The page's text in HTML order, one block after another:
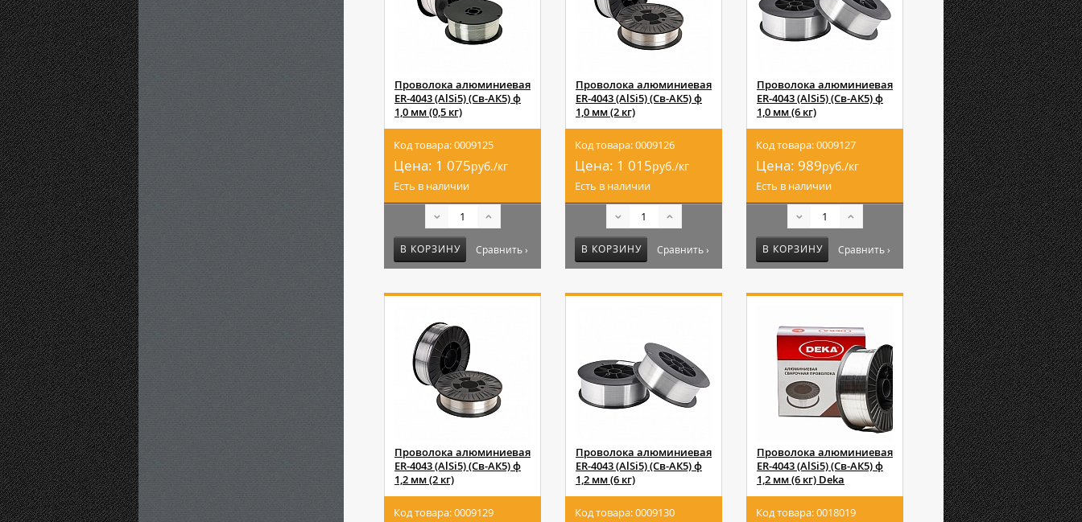
Проволока алюминиевая
ER-4043 (AlSi5) (Св-АК5) ф
1,0 мм (0,5 кг)
Код товара: 0009125
Цена: 1 075руб./кг
Есть в наличии
В КОРЗИНУ Сравнить ›
Проволока алюминиевая
ER-4043 (AlSi5) (Св-АК5) ф
1,0 мм (2 кг)
Код товара: 0009126
Цена: 1 015руб./кг
Есть в наличии
В КОРЗИНУ Сравнить ›
Проволока алюминиевая
ER-4043 (AlSi5) (Св-АК5) ф
1,0 мм (6 кг)
Код товара: 0009127
Цена: 989руб./кг
Есть в наличии
В КОРЗИНУ Сравнить ›
Проволока алюминиевая
ER-4043 (AlSi5) (Св-АК5) ф
1,2 мм (2 кг)
Код товара: 0009129
Проволока алюминиевая
ER-4043 (AlSi5) (Св-АК5) ф
1,2 мм (6 кг)
Код товара: 0009130
Проволока алюминиевая
ER-4043 (AlSi5) (Св-АК5) ф
1,2 мм (6 кг) Deka
Код товара: 0018019